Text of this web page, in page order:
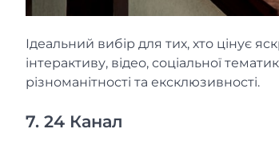
Ідеальний вибір для тих, хто цінує
інтерактиву, відео, соціальної
різноманітності та ексклюзивності.
7. 24 Канал